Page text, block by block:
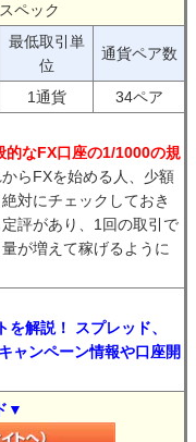
ペック
最低取引単
位
通貨ペア数
1通貨
34ペア
的なFX口座の1/1000の規
らFXを始める人、少額
対にチェックしておき
評があり、1回の取引で
が増えて稼げるように
解説！ スプレッド、
ャンペーン情報や口座開
▼